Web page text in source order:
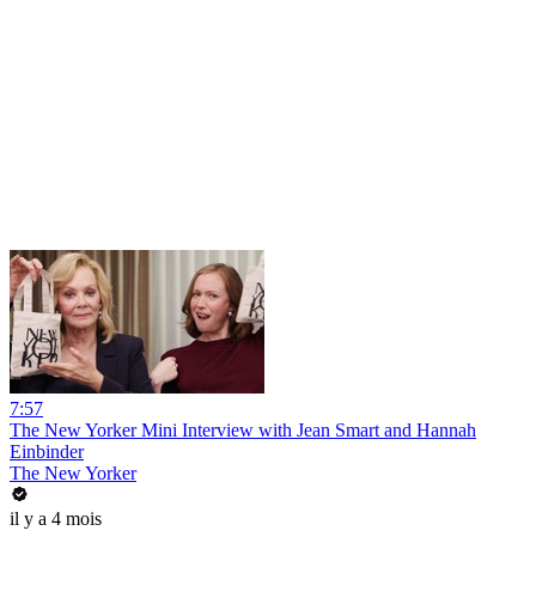
7:57
The New Yorker Mini Interview with Jean Smart and Hannah
Einbinder
The New Yorker
il y a 4 mois